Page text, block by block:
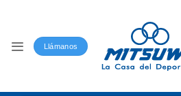
Llámanos